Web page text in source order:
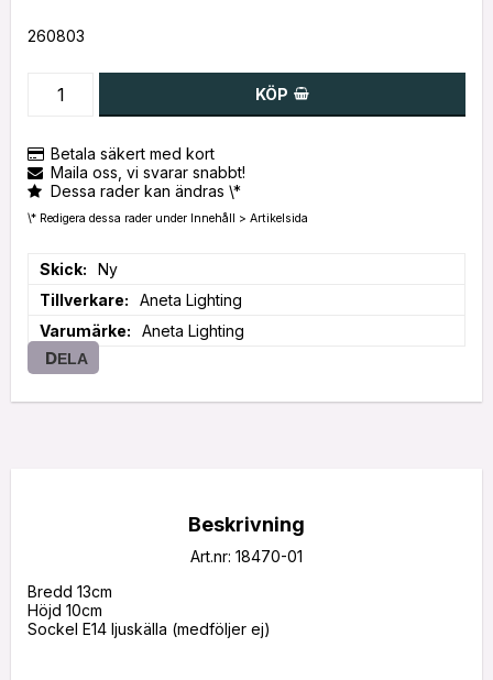
260803
KÖP
Betala säkert med kort
Maila oss, vi svarar snabbt!
Dessa rader kan ändras \*
\* Redigera dessa rader under Innehåll > Artikelsida
Skick
Ny
Tillverkare
Aneta Lighting
Varumärke
Aneta Lighting
DELA
Beskrivning
Art.nr: 18470-01
Bredd 13cm
Höjd 10cm
Sockel E14 ljuskälla (medföljer ej)